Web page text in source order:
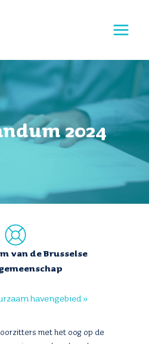
2024
van de Brusselse
havengebied »
met het oog op de